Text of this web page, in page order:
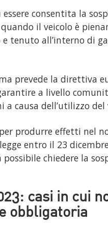
consentita la
il veicolo è
tenuto all’interno di
prevede la direttiva
a livello
causa dell’utilizzo del
produrre effetti nel
entro il 23
chiedere la
casi in cui
obbligatoria